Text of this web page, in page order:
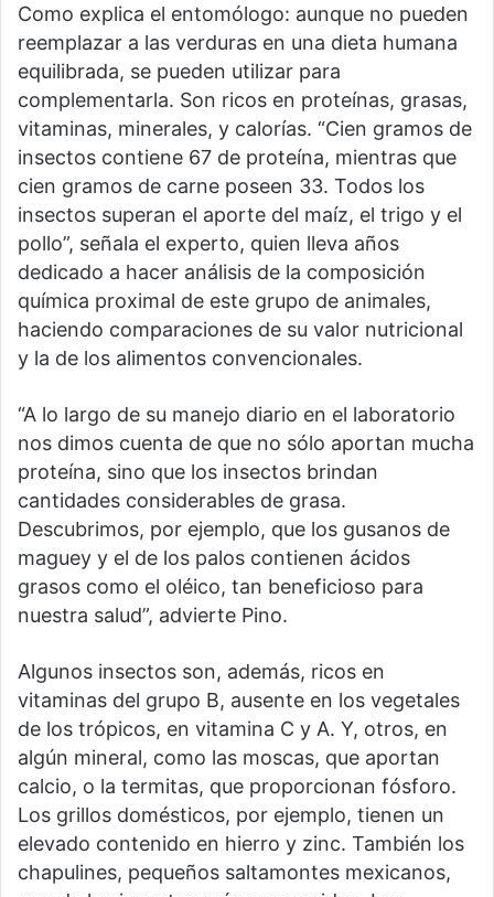
Como explica el entomólogo: aunque no pueden
reemplazar a las verduras en una dieta humana
equilibrada, se pueden utilizar para
complementarla. Son ricos en proteínas, grasas,
vitaminas, minerales, y calorías. “Cien gramos de
insectos contiene 67 de proteína, mientras que
cien gramos de carne poseen 33. Todos los
insectos superan el aporte del maíz, el trigo y el
pollo”, señala el experto, quien lleva años
dedicado a hacer análisis de la composición
química proximal de este grupo de animales,
haciendo comparaciones de su valor nutricional
y la de los alimentos convencionales.
“A lo largo de su manejo diario en el laboratorio
nos dimos cuenta de que no sólo aportan mucha
proteína, sino que los insectos brindan
cantidades considerables de grasa.
Descubrimos, por ejemplo, que los gusanos de
maguey y el de los palos contienen ácidos
grasos como el oléico, tan beneficioso para
nuestra salud”, advierte Pino.
Algunos insectos son, además, ricos en
vitaminas del grupo B, ausente en los vegetales
de los trópicos, en vitamina C y A. Y, otros, en
algún mineral, como las moscas, que aportan
calcio, o la termitas, que proporcionan fósforo.
Los grillos domésticos, por ejemplo, tienen un
elevado contenido en hierro y zinc. También los
chapulines, pequeños saltamontes mexicanos,